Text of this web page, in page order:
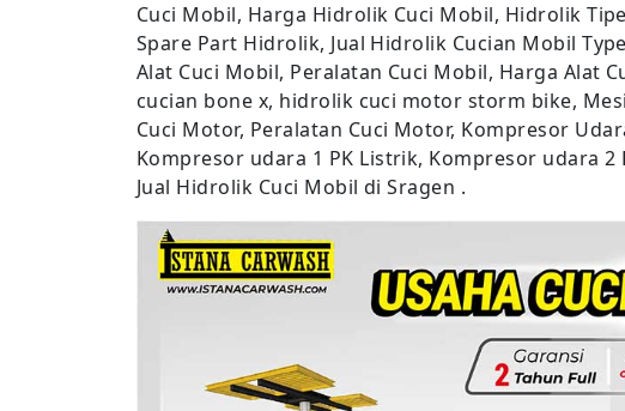
Cuci Mobil, Harga Hidrolik Cuci Mobil, Hidrolik
Spare Part Hidrolik, Jual Hidrolik Cucian Mobil
Alat Cuci Mobil, Peralatan Cuci Mobil, Harga Alat
cucian bone x, hidrolik cuci motor storm bike,
Cuci Motor, Peralatan Cuci Motor, Kompresor
Kompresor udara 1 PK Listrik, Kompresor udara
Jual Hidrolik Cuci Mobil di Sragen .